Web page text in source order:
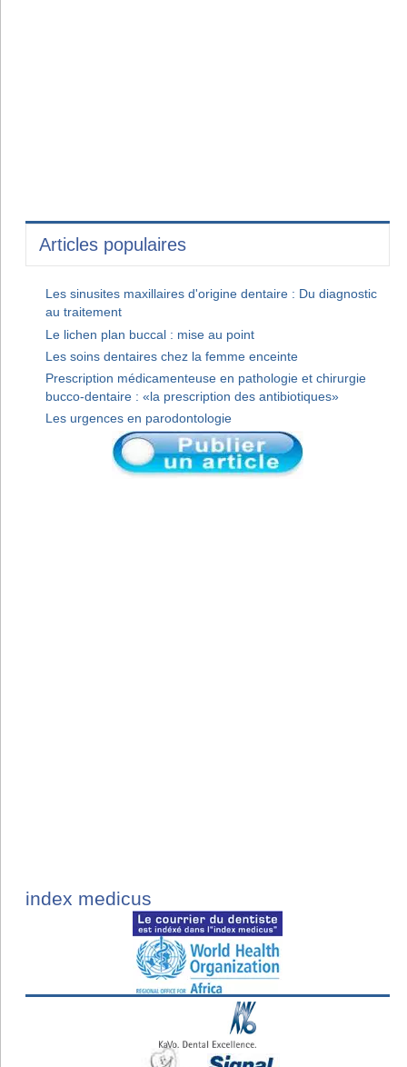
Articles populaires
Les sinusites maxillaires d'origine dentaire : Du diagnostic
au traitement
Le lichen plan buccal : mise au point
Les soins dentaires chez la femme enceinte
Prescription médicamenteuse en pathologie et chirurgie
bucco-dentaire : «la prescription des antibiotiques»
Les urgences en parodontologie
index medicus